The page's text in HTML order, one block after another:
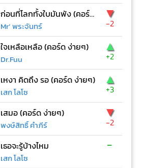
ก่อนที่โลกทั้งใบมันพัง (คอร์ด ง่ายๆ)
Mr’ พระจันทร์
▼
-2
ใจเหลือเหลือ (คอร์ด ง่ายๆ)
Dr.Fuu
▲
+2
เหงา คิดถึง รอ (คอร์ด ง่ายๆ)
เสก โลโซ
▲
+3
เสมอ (คอร์ด ง่ายๆ)
พงษ์สิทธิ์ คำภีร์
▼
-2
เธอจะรู้บ้างไหม
เสก โลโซ
-